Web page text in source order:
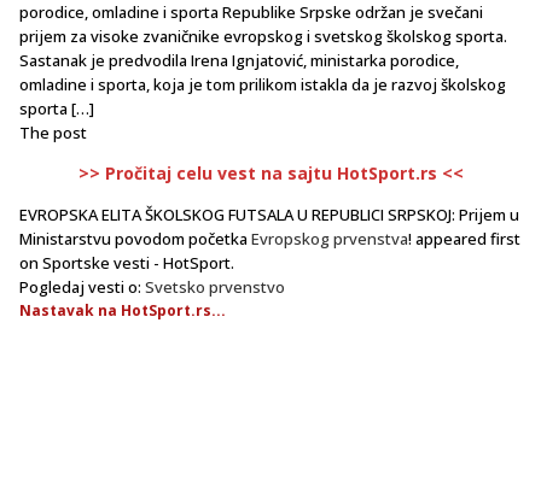
porodice, omladine i sporta Republike Srpske održan je svečani
prijem za visoke zvaničnike evropskog i svetskog školskog sporta. ​
Sastanak je predvodila Irena Ignjatović, ministarka porodice,
omladine i sporta, koja je tom prilikom istakla da je razvoj školskog
sporta […]
The post
>> Pročitaj celu vest na sajtu HotSport.rs <<
EVROPSKA ELITA ŠKOLSKOG FUTSALA U REPUBLICI SRPSKOJ: Prijem u
Ministarstvu povodom početka Evropskog prvenstva! appeared first
on Sportske vesti - HotSport.
Pogledaj vesti o: Svetsko prvenstvo
Nastavak na HotSport.rs...